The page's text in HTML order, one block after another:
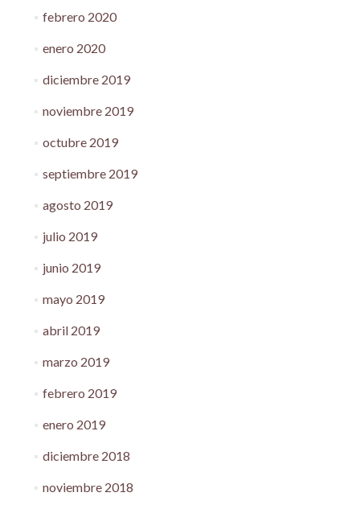
febrero 2020
enero 2020
diciembre 2019
noviembre 2019
octubre 2019
septiembre 2019
agosto 2019
julio 2019
junio 2019
mayo 2019
abril 2019
marzo 2019
febrero 2019
enero 2019
diciembre 2018
noviembre 2018